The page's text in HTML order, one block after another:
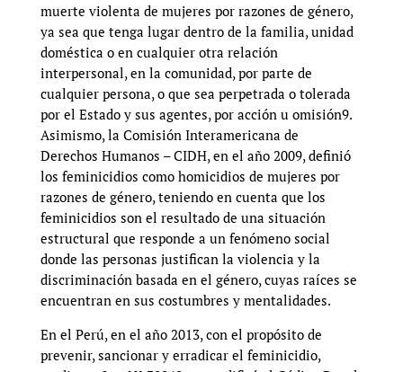
muerte violenta de mujeres por razones de género,
ya sea que tenga lugar dentro de la familia, unidad
doméstica o en cualquier otra relación
interpersonal, en la comunidad, por parte de
cualquier persona, o que sea perpetrada o tolerada
por el Estado y sus agentes, por acción u omisión9.
Asimismo, la Comisión Interamericana de
Derechos Humanos – CIDH, en el año 2009, definió
los feminicidios como homicidios de mujeres por
razones de género, teniendo en cuenta que los
feminicidios son el resultado de una situación
estructural que responde a un fenómeno social
donde las personas justifican la violencia y la
discriminación basada en el género, cuyas raíces se
encuentran en sus costumbres y mentalidades.
En el Perú, en el año 2013, con el propósito de
prevenir, sancionar y erradicar el feminicidio,